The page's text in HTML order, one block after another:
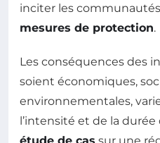
inciter les
mesures de protection.
Les conséquences des
soient économiques,
environnementales,
l’intensité et de la
étude de cas sur une